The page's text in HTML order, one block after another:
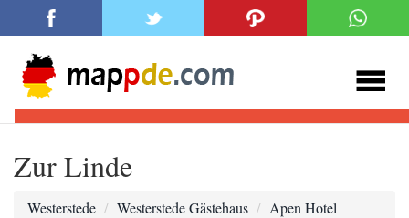
Zur Linde
Westerstede Westerstede Gästehaus Apen Hotel